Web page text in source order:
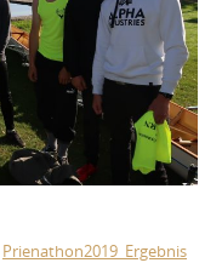
Prienathon2019_Ergebnis